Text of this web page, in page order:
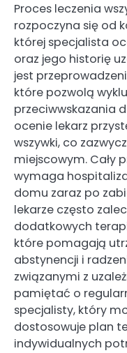
Proces leczenia
rozpoczyna się od
której specjalista
oraz jego historię
jest
które pozwolą
przeciwwskazania
ocenie lekarz
wszywki, co
miejscowym. Cały
wymaga
domu zaraz po
lekarze często
dodatkowych
które pomagają
abstynencji i
związanymi z
pamiętać o
specjalisty, który
dostosowuje plan
indywidualnych